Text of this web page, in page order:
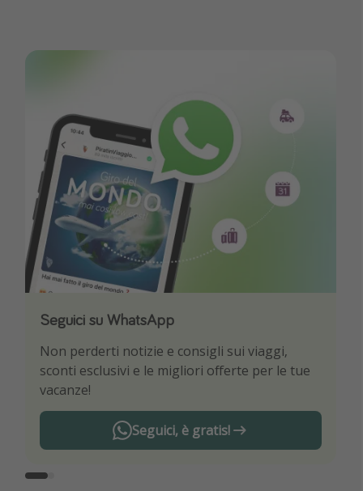
Seguici su WhatsApp
Non perderti notizie e consigli sui viaggi,
sconti esclusivi e le migliori offerte per le tue
vacanze!
Seguici, è gratis!
Scarica la nostra App
Sii il primo a conoscere le migliori offerte di
viaggio